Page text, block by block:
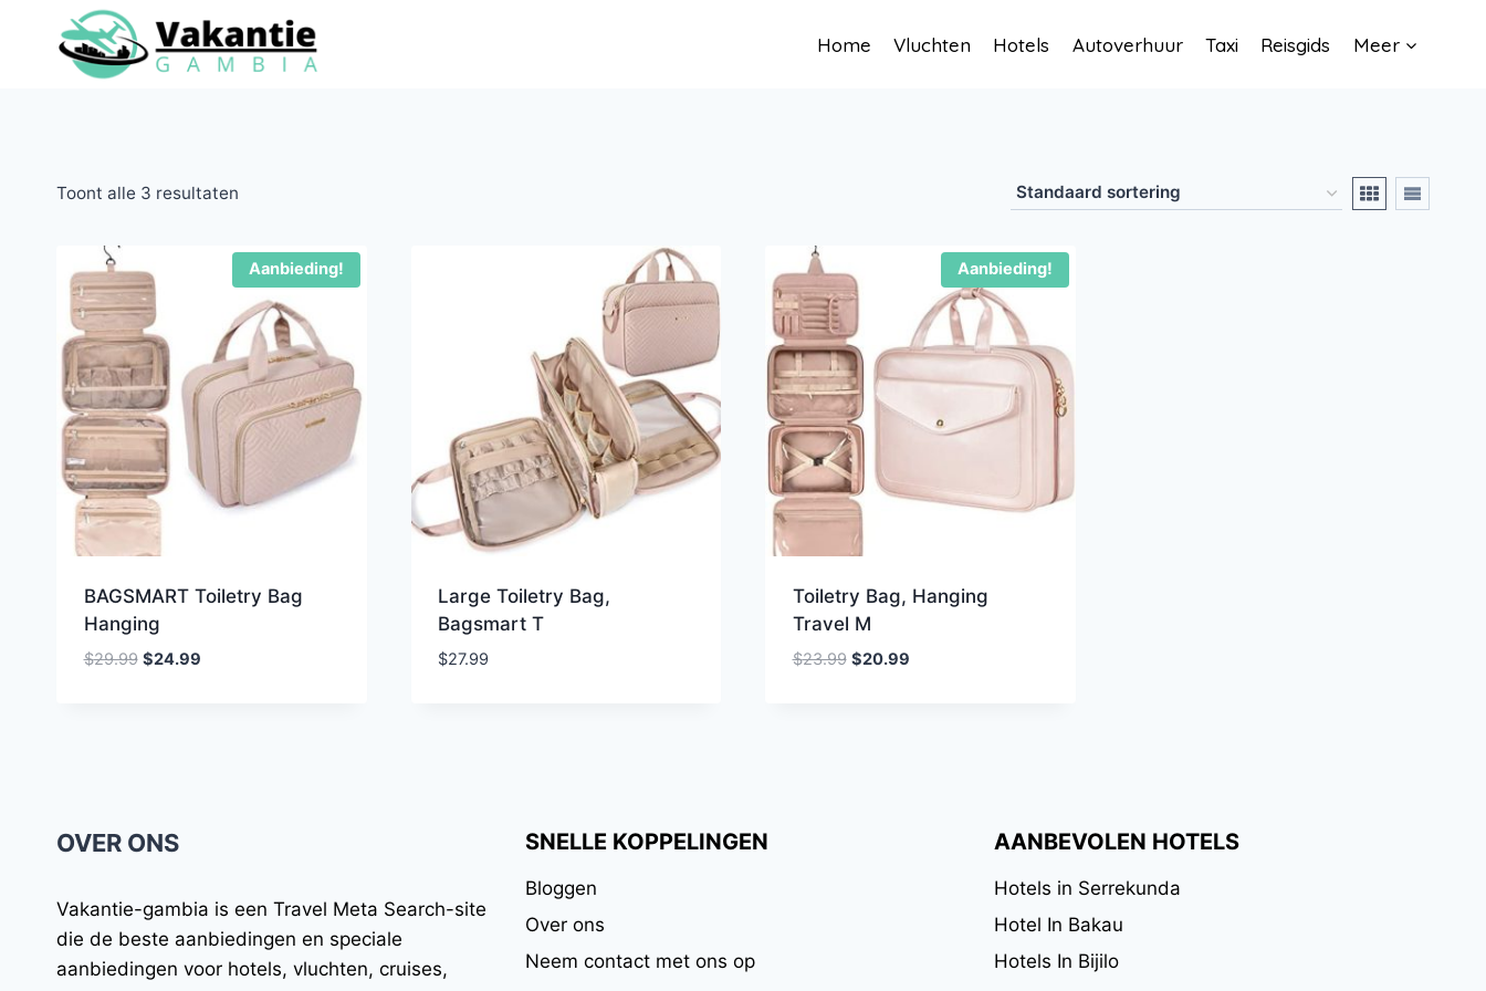
Doorgaan
Home Vluchten Hotels Autoverhuur Taxi Reisgids Meer
Toont alle 3 resultaten
Aanbieding!
BAGSMART Toiletry Bag
Hanging
$29.99 Oorspronkelijke
$24.99Huidige
Large Toiletry Bag,
Bagsmart T
$27.99
Aanbieding!
Toiletry Bag, Hanging
Travel M
$23.99 Oorspronkelijke
$20.99Huidige
OVER ONS
Vakantie-gambia is een Travel Meta Search-site
die de beste aanbiedingen en speciale
aanbiedingen voor hotels, vluchten, cruises,
SNELLE KOPPELINGEN
Bloggen
Over ons
Neem contact met ons op
AANBEVOLEN HOTELS
Hotels in Serrekunda
Hotel In Bakau
Hotels In Bijilo